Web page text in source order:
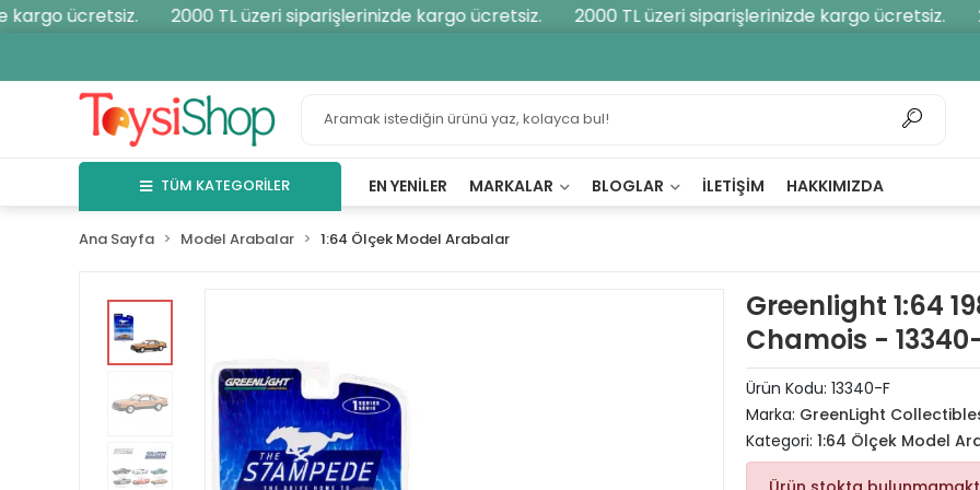
ücretsiz. 2000 TL üzeri siparişlerinizde kargo ücretsiz. 2000 TL üzeri siparişlerinizde kargo ücretsiz.
TÜM KATEGORİLER EN YENILER MARKALAR BLOGLAR İLETIŞIM HAKKIMIZDA
Ana Sayfa Model Arabalar 1:64 Ölçek Model Arabalar
Greenlight 1:64
Chamois -
Ürün Kodu: 13340-F
Marka: GreenLight
Kategori: 1:64 Ölçek Model